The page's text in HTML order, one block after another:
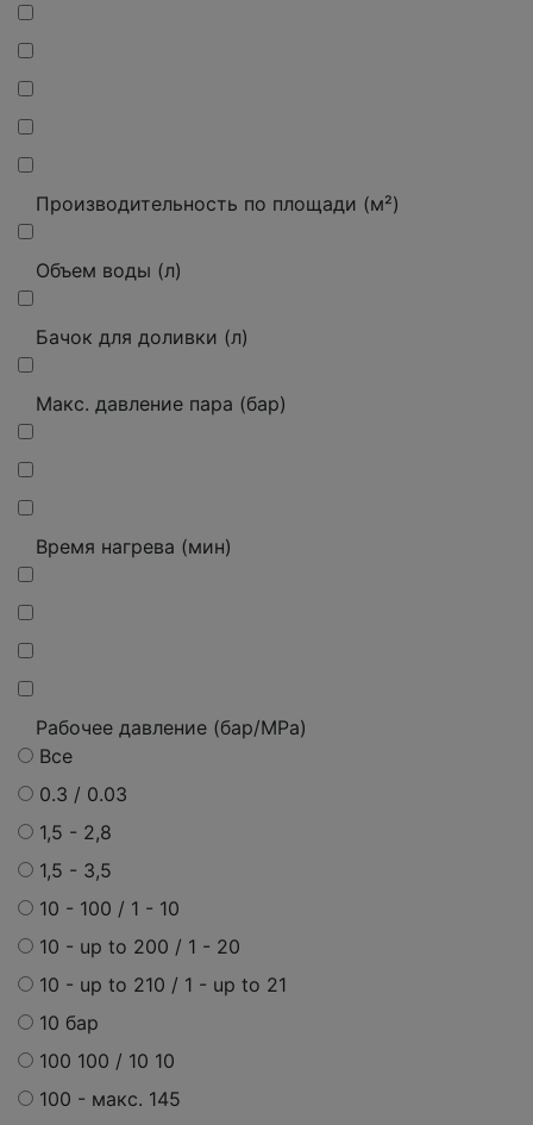
Производительность по площади (м²)
Объем воды (л)
Бачок для доливки (л)
Макс. давление пара (бар)
Время нагрева (мин)
Рабочее давление (бар/MPa)
Все
0.3 / 0.03
1,5 - 2,8
1,5 - 3,5
10 - 100 / 1 - 10
10 - up to 200 / 1 - 20
10 - up to 210 / 1 - up to 21
10 бар
100 100 / 10 10
100 - макс. 145